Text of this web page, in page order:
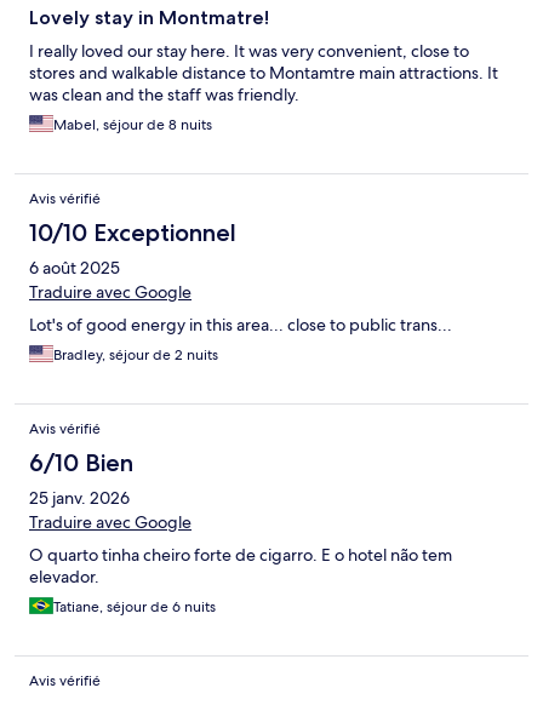
Lovely stay in Montmatre!
I really loved our stay here. It was very convenient, close to
stores and walkable distance to Montamtre main attractions. It
was clean and the staff was friendly.
Mabel, séjour de 8 nuits
Avis vérifié
10/10 Exceptionnel
6 août 2025
Traduire avec Google
Lot's of good energy in this area... close to public trans...
Bradley, séjour de 2 nuits
Avis vérifié
6/10 Bien
25 janv. 2026
Traduire avec Google
O quarto tinha cheiro forte de cigarro. E o hotel não tem
elevador.
Tatiane, séjour de 6 nuits
Avis vérifié